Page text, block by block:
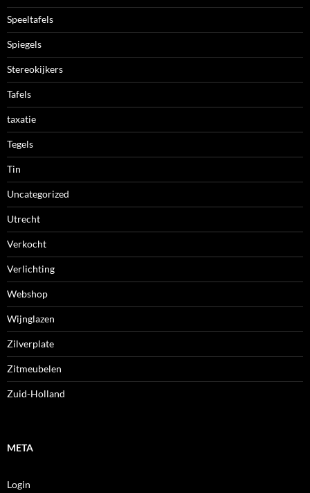
Speeltafels
Spiegels
Stereokijkers
Tafels
taxatie
Tegels
Tin
Uncategorized
Utrecht
Verkocht
Verlichting
Webshop
Wijnglazen
Zilverplate
Zitmeubelen
Zuid-Holland
META
Login